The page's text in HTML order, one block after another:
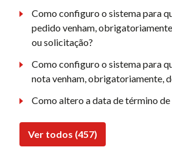
Como configuro o sistema para
pedido venham,
ou solicitação?
Como configuro o sistema para
nota venham, obrigatoriamente,
Como altero a data de término
Ver todos (457)